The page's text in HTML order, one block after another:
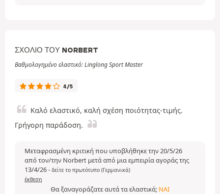
ΣΧΌΛΙΟ ΤΟΥ NORBERT
Βαθμολογημένο ελαστικό: Linglong Sport Master
4/5
Καλό ελαστικό, καλή σχέση ποιότητας-τιμής.
Γρήγορη παράδοση.
Μεταφρασμένη κριτική που υποβλήθηκε την 20/5/26
από τον/την Norbert μετά από μια εμπειρία αγοράς της
13/4/26- δείτε το πρωτότυπο (Γερμανικά)
έκθεση
Θα ξαναγοράζατε αυτά τα ελαστικά; ΝΑΙ